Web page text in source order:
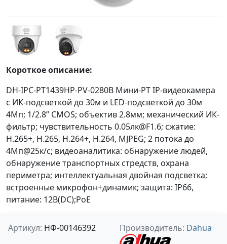
Короткое описание:
DH-IPC-PT1439HP-PV-0280B Мини-PT IP-видеокамера
с ИК-подсветкой до 30м и LED-подсветкой до 30м
4Мп; 1/2.8” CMOS; объектив 2.8мм; механический ИК-
фильтр; чувствительность 0.05лк@F1.6; сжатие:
H.265+, H.265, H.264+, H.264, MJPEG; 2 потока до
4Мп@25к/с; видеоаналитика: обнаружение людей,
обнаружение транспортных стредств, охрана
периметра; интеллектуальная двойная подсветка;
встроенные микрофон+динамик; защита: IP66,
питание: 12В(DC);PoE
Артикул: НФ-00146392 Производитель: Dahua